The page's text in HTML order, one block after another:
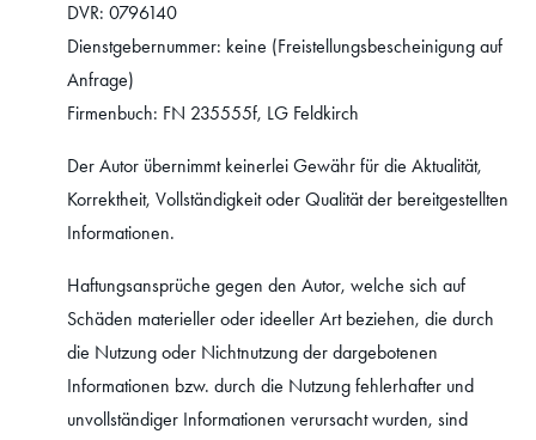
DVR: 0796140
Dienstgebernummer: keine (Freistellungsbescheinigung auf
Anfrage)
Firmenbuch: FN 235555f, LG Feldkirch
Der Autor übernimmt keinerlei Gewähr für die Aktualität,
Korrektheit, Vollständigkeit oder Qualität der bereitgestellten
Informationen.
Haftungsansprüche gegen den Autor, welche sich auf
Schäden materieller oder ideeller Art beziehen, die durch
die Nutzung oder Nichtnutzung der dargebotenen
Informationen bzw. durch die Nutzung fehlerhafter und
unvollständiger Informationen verursacht wurden, sind